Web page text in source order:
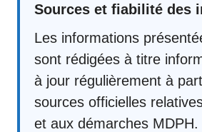
Sources et fiabilité des
Les informations
sont rédigées à titre
à jour régulièrement à
sources officielles
et aux démarches